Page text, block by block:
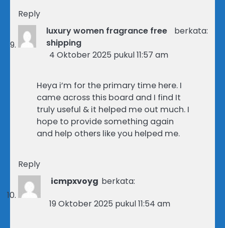
Reply
luxury women fragrance free
shipping
berkata:
4 Oktober 2025 pukul 11:57 am
Heya i’m for the primary time here. I
came across this board and I find It
truly useful & it helped me out much. I
hope to provide something again
and help others like you helped me.
Reply
icmpxvoyg berkata:
19 Oktober 2025 pukul 11:54 am